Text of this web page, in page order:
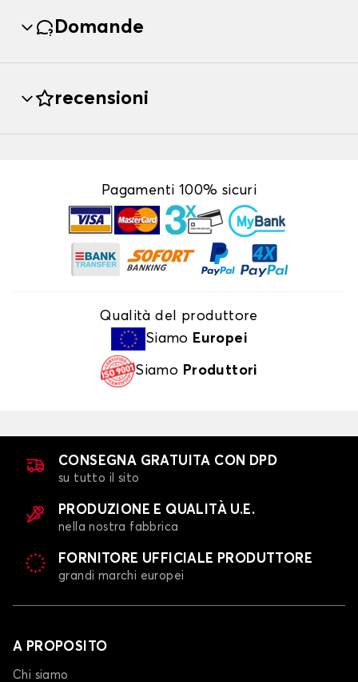
Domande
recensioni
Pagamenti 100% sicuri
Qualità del produttore
Siamo Europei
Siamo Produttori
CONSEGNA GRATUITA CON DPD
su tutto il sito
PRODUZIONE E QUALITÀ U.E.
nella nostra fabbrica
FORNITORE UFFICIALE PRODUTTORE
grandi marchi europei
A PROPOSITO
Chi siamo